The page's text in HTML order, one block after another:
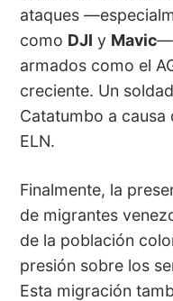
ataques
como DJI y Mavic—
armados como el
creciente. Un
Catatumbo a causa
ELN.
Finalmente, la
de migrantes
de la población
presión sobre los
Esta migración